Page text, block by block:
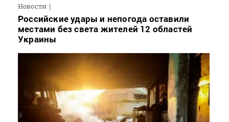
Новости
Российские удары и непогода оставили
местами без света жителей 12 областей
Украины